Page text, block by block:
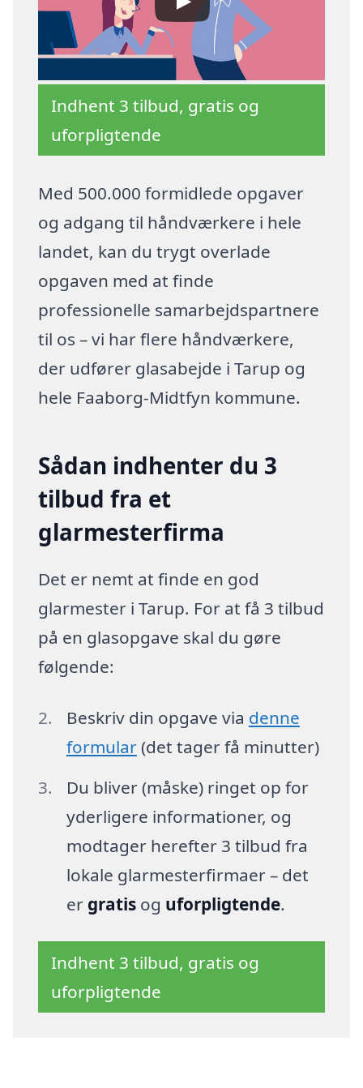
Indhent 3 tilbud, gratis og
uforpligtende
Med 500.000 formidlede opgaver
og adgang til håndværkere i hele
landet, kan du trygt overlade
opgaven med at finde
professionelle samarbejdspartnere
til os – vi har flere håndværkere,
der udfører glasabejde i Tarup og
hele Faaborg-Midtfyn kommune.
Sådan indhenter du 3
tilbud fra et
glarmesterfirma
Det er nemt at finde en god
glarmester i Tarup. For at få 3 tilbud
på en glasopgave skal du gøre
følgende:
Beskriv din opgave via denne
formular(det tager få minutter)
Du bliver (måske) ringet op for
yderligere informationer, og
modtager herefter 3 tilbud fra
lokale glarmesterfirmaer – det
er gratisog uforpligtende.
Indhent 3 tilbud, gratis og
uforpligtende